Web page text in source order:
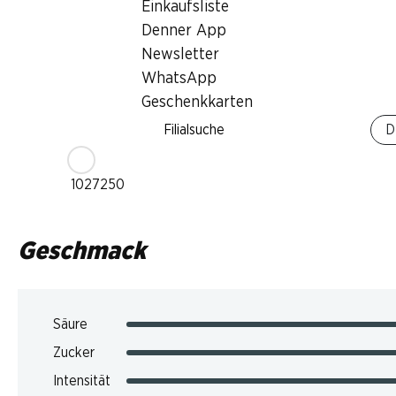
Einkaufsliste
Denner App
Newsletter
WhatsApp
Geschenkkarten
Filialsuche
Trinktemperatur
CO2-Fussabdruck
Art.Nr.
1027250
Geschmack
Säure
Zucker
Intensität